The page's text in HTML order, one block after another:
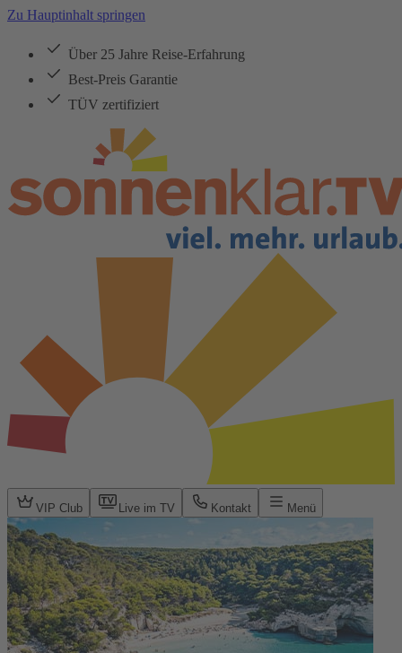
Zu Hauptinhalt springen
Über 25 Jahre Reise-Erfahrung
Best-Preis Garantie
TÜV zertifiziert
VIP Club Live im TV Kontakt Menü